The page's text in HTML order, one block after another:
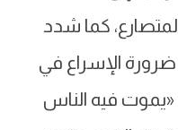
كما شدد
الإسراع في
فيه الناس